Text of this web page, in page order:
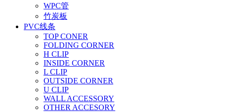
WPC管
竹炭板
PVC线条
TOP CONER
FOLDING CORNER
H CLIP
INSIDE CORNER
L CLIP
OUTSIDE CORNER
U CLIP
WALL ACCESSORY
OTHER ACCESORY